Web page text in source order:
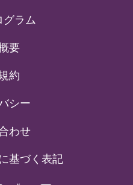
グラム
要
約
シー
わせ
基づく表記